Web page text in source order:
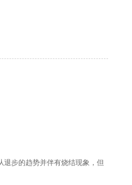
步的趋势并伴有烧结现象，但